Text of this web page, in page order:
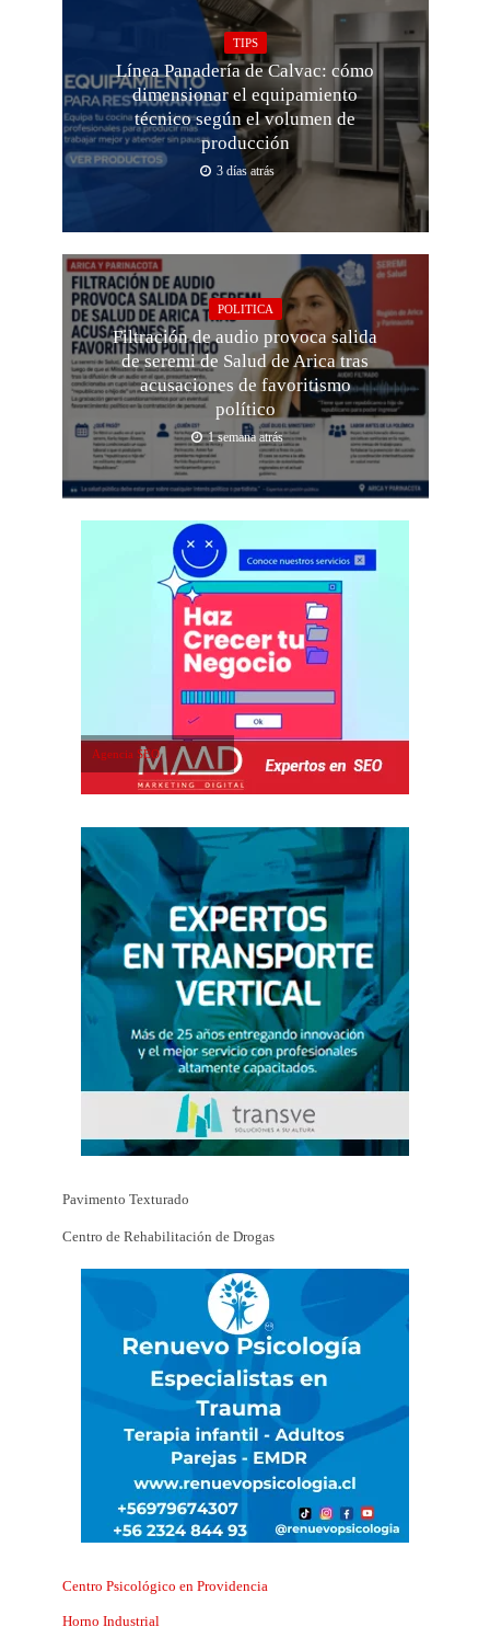
TIPS
Línea Panadería de Calvac: cómo
dimensionar el equipamiento
técnico según el volumen de
producción
3 días atrás
POLITICA
Filtración de audio provoca salida
de seremi de Salud de Arica tras
acusaciones de favoritismo
político
1 semana atrás
Agencia SEO
Pavimento Texturado
Centro de Rehabilitación de Drogas
Centro Psicológico en Providencia
Horno Industrial